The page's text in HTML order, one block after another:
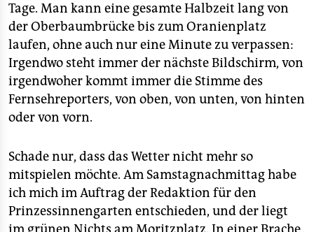
Tage. Man kann eine gesamte Halbzeit lang von
der Oberbaumbrücke bis zum Oranienplatz
laufen, ohne auch nur eine Minute zu verpassen:
Irgendwo steht immer der nächste Bildschirm, von
irgendwoher kommt immer die Stimme des
Fernsehreporters, von oben, von unten, von hinten
oder von vorn.
Schade nur, dass das Wetter nicht mehr so
mitspielen möchte. Am Samstagnachmittag habe
ich mich im Auftrag der Redaktion für den
Prinzessinnengarten entschieden, und der liegt